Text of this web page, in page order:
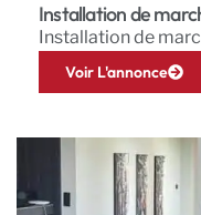
Installation de
Installation de
Voir L'annonce